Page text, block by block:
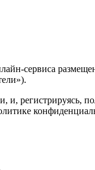
сервиса
регистрируясь,